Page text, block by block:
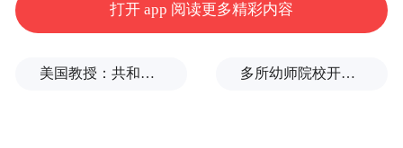
打开 app 阅读更多精彩内容
美国教授：共和党中期选举本是逆风局，没想到对手烂成“神助攻” 多所幼师院校开设养老专业